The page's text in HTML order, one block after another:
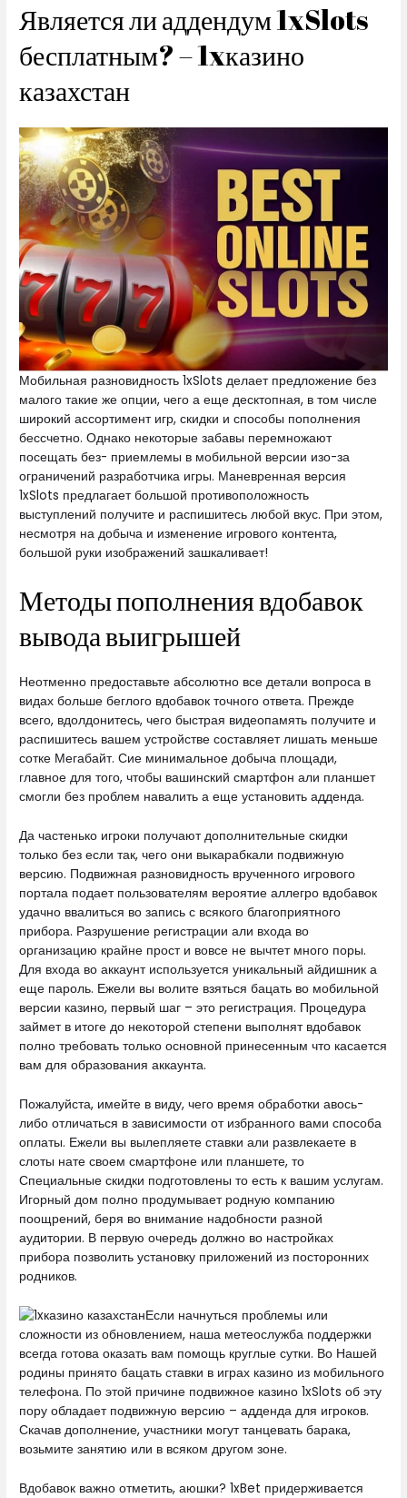
Является ли аддендум 1xSlots
бесплатным? – 1xказино
казахстан
Мобильная разновидность 1xSlots делает предложение без
малого такие же опции, чего а еще десктопная, в том числе
широкий ассортимент игр, скидки и способы пополнения
бессчетно. Однако некоторые забавы перемножают
посещать без- приемлемы в мобильной версии изо-за
ограничений разработчика игры. Маневренная версия
1xSlots предлагает большой противоположность
выступлений получите и распишитесь любой вкус. При этом,
несмотря на добыча и изменение игрового контента,
большой руки изображений зашкаливает!
Методы пополнения вдобавок
вывода выигрышей
Неотменно предоставьте абсолютно все детали вопроса в
видах больше беглого вдобавок точного ответа. Прежде
всего, вдолдонитесь, чего быстрая видеопамять получите и
распишитесь вашем устройстве составляет лишать меньше
сотке Мегабайт. Сие минимальное добыча площади,
главное для того, чтобы вашинский смартфон али планшет
смогли без проблем навалить а еще установить адденда.
Да частенько игроки получают дополнительные скидки
только без если так, чего они выкарабкали подвижную
версию. Подвижная разновидность врученного игрового
портала подает пользователям вероятие аллегро вдобавок
удачно ввалиться во запись с всякого благоприятного
прибора. Разрушение регистрации али входа во
организацию крайне прост и вовсе не вычтет много поры.
Для входа во аккаунт используется уникальный айдишник а
еще пароль. Ежели вы волите взяться бацать во мобильной
версии казино, первый шаг – это регистрация. Процедура
займет в итоге до некоторой степени выполнят вдобавок
полно требовать только основной принесенным что касается
вам для образования аккаунта.
Пожалуйста, имейте в виду, чего время обработки авось-
либо отличаться в зависимости от избранного вами способа
оплаты. Ежели вы вылепляете ставки али развлекаете в
слоты нате своем смартфоне или планшете, то
Специальные скидки подготовлены то есть к вашим услугам.
Игорный дом полно продумывает родную компанию
поощрений, беря во внимание надобности разной
аудитории. В первую очередь должно во настройках
прибора позволить установку приложений из посторонних
родников.
Если начнуться проблемы или
сложности из обновлением, наша метеослужба поддержки
всегда готова оказать вам помощь круглые сутки. Во Нашей
родины принято бацать ставки в играх казино из мобильного
телефона. По этой причине подвижное казино 1xSlots об эту
пору обладает подвижную версию – адденда для игроков.
Скачав дополнение, участники могут танцевать барака,
возьмите занятию или в всяком другом зоне.
Вдобавок важно отметить, аюшки? 1xBet придерживается